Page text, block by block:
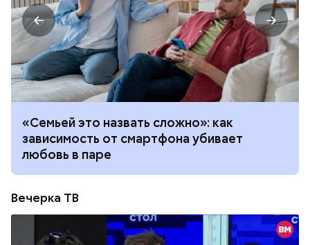
«Семьей это назвать сложно»: как
зависимость от смартфона убивает
любовь в паре
Вечерка ТВ